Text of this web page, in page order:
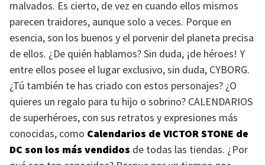
malvados. Es cierto, de vez en cuando ellos mismos
parecen traidores, aunque solo a veces. Porque en
esencia, son los buenos y el porvenir del planeta precisa
de ellos. ¿De quién hablamos? Sin duda, ¡de héroes! Y
entre ellos posee el lugar exclusivo, sin duda, CYBORG.
¿Tú también te has criado con estos personajes? ¿O
quieres un regalo para tu hijo o sobrino? CALENDARIOS
de superhéroes, con sus retratos y expresiones más
conocidas, como Calendarios de VICTOR STONE de
DC son los más vendidos de todas las tiendas. ¿Por